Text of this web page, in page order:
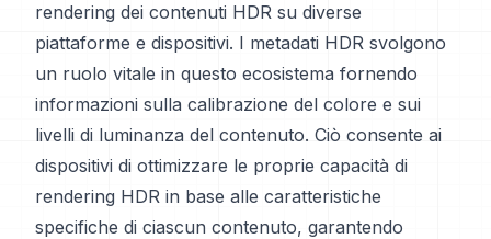
rendering dei contenuti HDR su diverse
piattaforme e dispositivi. I metadati HDR svolgono
un ruolo vitale in questo ecosistema fornendo
informazioni sulla calibrazione del colore e sui
livelli di luminanza del contenuto. Ciò consente ai
dispositivi di ottimizzare le proprie capacità di
rendering HDR in base alle caratteristiche
specifiche di ciascun contenuto, garantendo